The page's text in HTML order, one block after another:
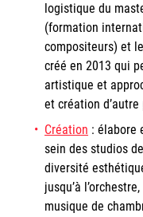
logistique du
(formation
compositeurs) et
créé en 2013 qui
artistique et
et création d’autre
Création : élabore
sein des studios
diversité
jusqu’à
musique de